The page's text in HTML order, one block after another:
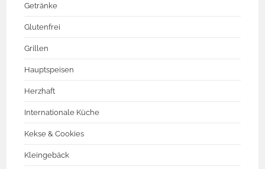
Getränke
Glutenfrei
Grillen
Hauptspeisen
Herzhaft
Internationale Küche
Kekse & Cookies
Kleingebäck